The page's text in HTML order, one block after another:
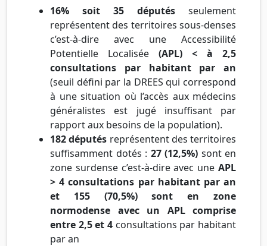
16% soit 35 députés seulement
représentent des territoires sous-denses
c’est-à-dire avec une Accessibilité
Potentielle Localisée (APL) < à 2,5
consultations par habitant par an
(seuil défini par la DREES qui correspond
à une situation où l’accès aux médecins
généralistes est jugé insuffisant par
rapport aux besoins de la population).
182 députés représentent des territoires
suffisamment dotés : 27 (12,5%) sont en
zone surdense c’est-à-dire avec une APL
> 4 consultations par habitant par an
et 155 (70,5%) sont en zone
normodense avec un APL comprise
entre 2,5 et 4 consultations par habitant
par an